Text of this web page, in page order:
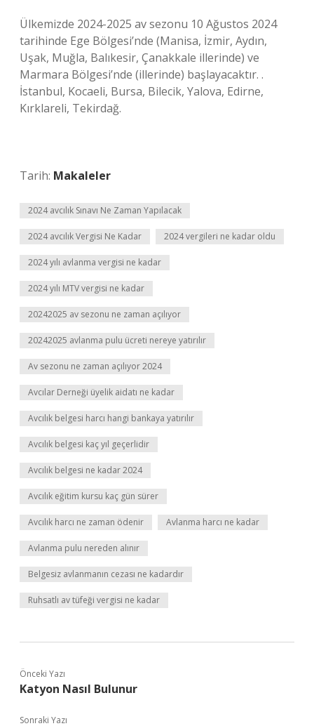
Ülkemizde 2024-2025 av sezonu 10 Ağustos 2024
tarihinde Ege Bölgesi’nde (Manisa, İzmir, Aydın,
Uşak, Muğla, Balıkesir, Çanakkale illerinde) ve
Marmara Bölgesi’nde (illerinde) başlayacaktır. .
İstanbul, Kocaeli, Bursa, Bilecik, Yalova, Edirne,
Kırklareli, Tekirdağ.
Tarih: Makaleler
2024 avcılık Sınavı Ne Zaman Yapılacak
2024 avcılık Vergisi Ne Kadar 2024 vergileri ne kadar oldu
2024 yılı avlanma vergisi ne kadar
2024 yılı MTV vergisi ne kadar
20242025 av sezonu ne zaman açılıyor
20242025 avlanma pulu ücreti nereye yatırılır
Av sezonu ne zaman açılıyor 2024
Avcılar Derneği üyelik aidatı ne kadar
Avcılık belgesi harcı hangi bankaya yatırılır
Avcılık belgesi kaç yıl geçerlidir
Avcılık belgesi ne kadar 2024
Avcılık eğitim kursu kaç gün sürer
Avcılık harcı ne zaman ödenir Avlanma harcı ne kadar
Avlanma pulu nereden alınır
Belgesiz avlanmanın cezası ne kadardır
Ruhsatlı av tüfeği vergisi ne kadar
Önceki Yazı
Katyon Nasıl Bulunur
Sonraki Yazı